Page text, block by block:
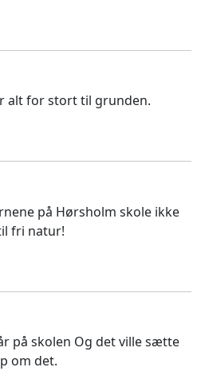
alt for stort til grunden.
på Hørsholm skole ikke
fri natur!
på skolen Og det ville sætte
om det.